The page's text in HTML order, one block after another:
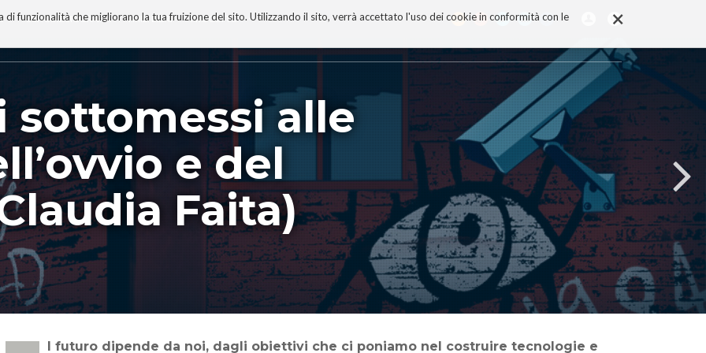
×
funzionalità che migliorano la tua fruizione del sito. Utilizzando il sito, verrà accettato l'uso dei cookie in conformità con le
TECNOBIBLIOGRAFIA I MIEI LIBRI PROGETTO
sottomessi alle
e del
Faita)